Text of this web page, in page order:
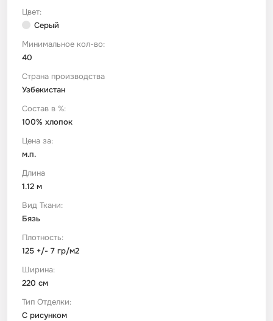
Цвет:
Серый
Минимальное кол-во:
40
Страна производства
Узбекистан
Состав в %:
100% хлопок
Цена за:
м.п.
Длина
1.12 м
Вид Ткани:
Бязь
Плотность:
125 +/- 7 гр/м2
Ширина:
220 см
Тип Отделки:
С рисунком
Футер
Имитации материалов